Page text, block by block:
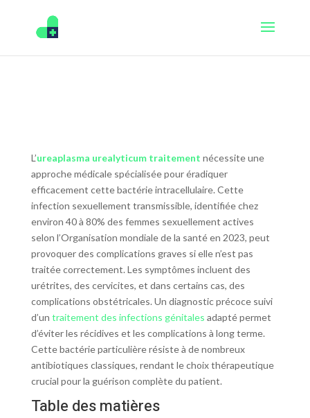
L’ureaplasma urealyticum traitement nécessite une
approche médicale spécialisée pour éradiquer
efficacement cette bactérie intracellulaire. Cette
infection sexuellement transmissible, identifiée chez
environ 40 à 80% des femmes sexuellement actives
selon l’Organisation mondiale de la santé en 2023, peut
provoquer des complications graves si elle n’est pas
traitée correctement. Les symptômes incluent des
urétrites, des cervicites, et dans certains cas, des
complications obstétricales. Un diagnostic précoce suivi
d’un traitement des infections génitales adapté permet
d’éviter les récidives et les complications à long terme.
Cette bactérie particulière résiste à de nombreux
antibiotiques classiques, rendant le choix thérapeutique
crucial pour la guérison complète du patient.
Table des matières